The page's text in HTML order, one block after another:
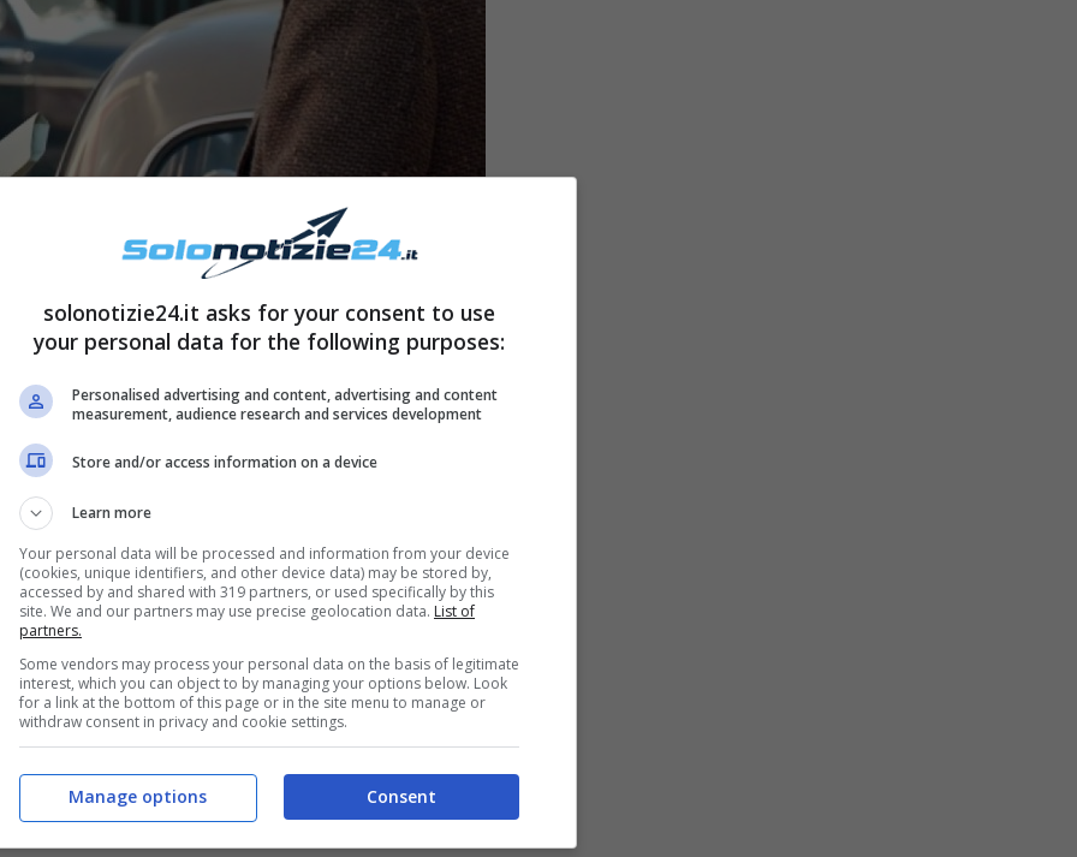
travolta dallo scandalo e non vuole finire nel
suggerisce una via d’uscita per mettere tutto a
lasciando il suo appartamento. Ma questo
a Clelia, e questo l’uomo non vuole di certo
non sopporta la situazione che si è creata.
Amici Carlo Di Francesco sposi | Le nozze
solonotizie24.it asks for your consent to use
your personal data for the following purposes:
Personalised advertising and content, advertising and content
measurement, audience research and services development
Store and/or access information on a device
Learn more
Your personal data will be processed and information from your device
(cookies, unique identifiers, and other device data) may be stored by,
accessed by and shared with 319 partners, or used specifically by this
site. We and our partners may use precise geolocation data. List of
partners.
Some vendors may process your personal data on the basis of legitimate
interest, which you can object to by managing your options below. Look
for a link at the bottom of this page or in the site menu to manage or
withdraw consent in privacy and cookie settings.
Consent
Manage options